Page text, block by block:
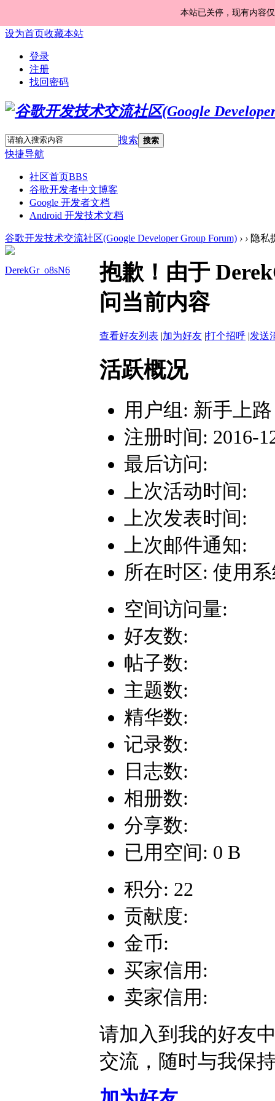
本站已关停，现有内容
设为首页收藏本站
登录
注册
找回密码
搜索 搜索
快捷导航
社区首页BBS
谷歌开发者中文博客
Google 开发者文档
Android 开发技术文档
谷歌开发技术交流社区(Google Developer Group Forum) › › 隐私
DerekGr_o8sN6
抱歉！由于
问当前内容
查看好友列表 |加为好友 |打个招呼 |发送
活跃概况
用户组: 新手上路
注册时间: 2016-
最后访问:
上次活动时间:
上次发表时间:
上次邮件通知:
所在时区: 使用
空间访问量:
好友数:
帖子数:
主题数:
精华数:
记录数:
日志数:
相册数:
分享数:
已用空间: 0 B
积分: 22
贡献度:
金币:
买家信用:
卖家信用:
请加入到我的好友
交流，随时与我保